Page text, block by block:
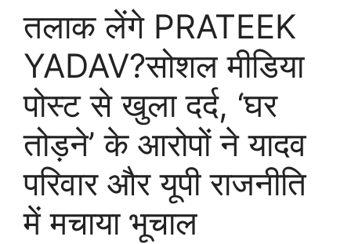
तलाक लेंगे PRATEEK
YADAV?सोशल मीडिया
पोस्ट से खुला दर्द, ‘घर
तोड़ने’ के आरोपों ने यादव
परिवार और यूपी राजनीति
में मचाया भूचाल